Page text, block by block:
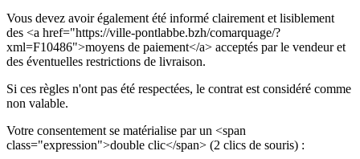
Vous devez avoir également été informé clairement et lisiblement
des <a href="https://ville-pontlabbe.bzh/comarquage/?
xml=F10486">moyens de paiement</a> acceptés par le vendeur et
des éventuelles restrictions de livraison.
Si ces règles n'ont pas été respectées, le contrat est considéré comme
non valable.
Votre consentement se matérialise par un <span
class="expression">double clic</span> (2 clics de souris) :